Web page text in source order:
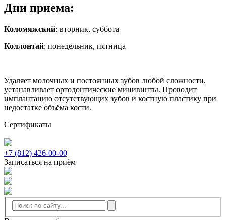
Дни приема:
Коломяжский: вторник, суббота
Коллонтай: понедельник, пятница
Удаляет молочных и постоянных зубов любой сложности,
устанавливает ортодонтические минивинты. Проводит
имплантацию отсутствующих зубов и костную пластику при
недостатке объёма кости.
Сертификаты
+7 (812) 426-00-00
Записаться на приём